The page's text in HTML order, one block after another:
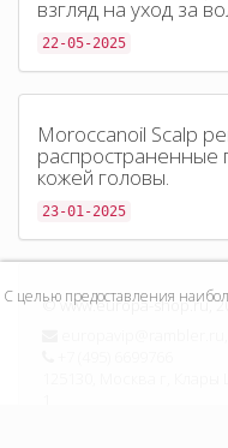
взгляд на уход за
22-05-2025
Moroccanoil Scalp
распространенные
кожей головы.
23-01-2025
©www.europa-shop.ru,
С целью предоставления